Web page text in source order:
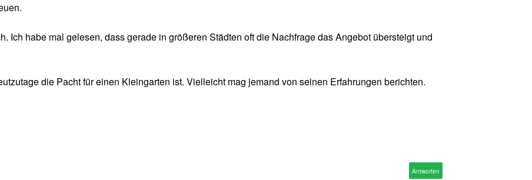
Ich habe mal gelesen, dass gerade in größeren Städten oft die Nachfrage das Angebot übersteigt und
die Pacht für einen Kleingarten ist. Vielleicht mag jemand von seinen Erfahrungen berichten.
Antworten